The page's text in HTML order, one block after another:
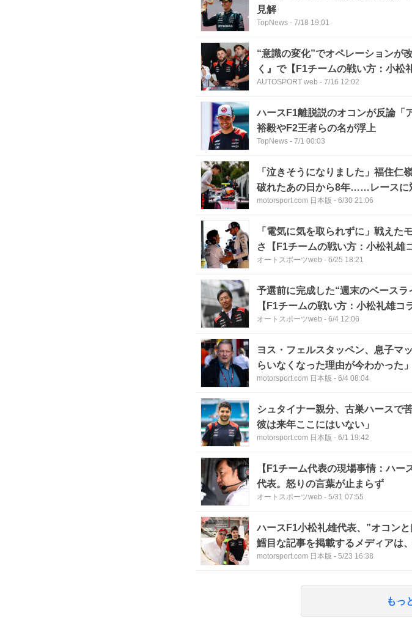
見解
TopNews - 7/18 19:01
“意識の変化”でオペレーションが
く』で【F1チームの戦い方：小松
AUTOSPORT web - 7/16 12:02
ハースF1離脱説のオコンが反論「
裕毅やF2王者らの名が浮上
TopNews - 7/1 00:03
「泣きそうになりました」福住仁
破れたあの日から8年……レースに
motorsport.com 日本版 - 6/30 21:06
「電気に気を取られずに」戦えた
さ【F1チームの戦い方：小松礼雄
オートスポーツweb - 6/25 18:21
予選前に完成した“週末のベース
【F1チームの戦い方：小松礼雄コ
オートスポーツweb - 6/4 12:06
ヨス・フェルスタッペン、息子マ
らいなくなった理由が今わかった」
motorsport.com 日本版 - 6/4 08:04
シュタイナー親分、古巣ハースで
彼は来年ここにはいない」
motorsport.com 日本版 - 6/1 19:42
【F1チーム代表の現場事情：ハ
代表。怒りの言葉が止まらず
オートスポーツweb - 5/31 07:55
ハースF1小松礼雄代表、”オコン
鱈目な記事を掲載するメディアは
motorsport.com 日本版 - 5/23 16:38
もっ